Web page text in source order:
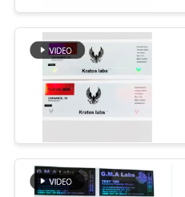
TRETEN
SIE
VERBINDUNG
Aufkleber
Phiolen-